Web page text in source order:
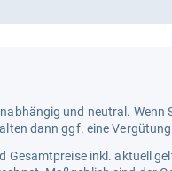
und neutral. Wenn
dann ggf. eine
Gesamtpreise inkl. aktuell